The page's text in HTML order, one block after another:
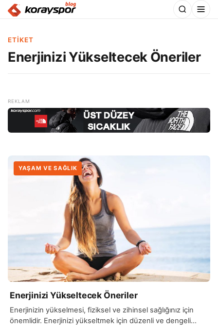
ETIKET
Enerjinizi Yükseltecek Öneriler
YAŞAM VE SAĞLIK
Enerjinizi Yükseltecek Öneriler
Enerjinizin yükselmesi, fiziksel ve zihinsel sağlığınız için
önemlidir. Enerjinizi yükseltmek için düzenli ve dengeli